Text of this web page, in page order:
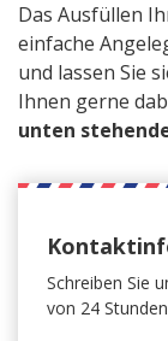
Das Ausfüllen
einfache
und lassen Sie
Ihnen gerne
unten
Schreiben Sie
von 24